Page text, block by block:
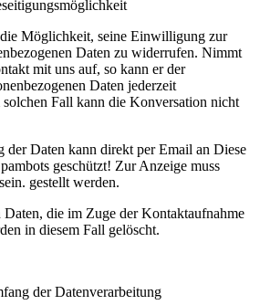
Möglichkeit, seine Einwilligung zur
Daten zu widerrufen. Nimmt
mit uns auf, so kann er der
Daten jederzeit
Fall kann die Konversation nicht
der Daten kann direkt per Email an Diese
geschützt! Zur Anzeige muss
gestellt werden.
Daten, die im Zuge der Kontaktaufnahme
in diesem Fall gelöscht.
der Datenverarbeitung